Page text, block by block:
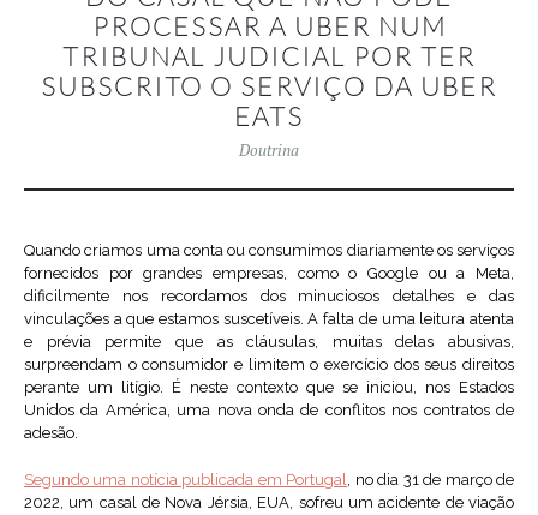
PROCESSAR A UBER NUM
TRIBUNAL JUDICIAL POR TER
SUBSCRITO O SERVIÇO DA UBER
EATS
Doutrina
Quando criamos uma conta ou consumimos diariamente os serviços
fornecidos por grandes empresas, como o Google ou a Meta,
dificilmente nos recordamos dos minuciosos detalhes e das
vinculações a que estamos suscetíveis. A falta de uma leitura atenta
e prévia permite que as cláusulas, muitas delas abusivas,
surpreendam o consumidor e limitem o exercício dos seus direitos
perante um litígio. É neste contexto que se iniciou, nos Estados
Unidos da América, uma nova onda de conflitos nos contratos de
adesão.
Segundo uma notícia publicada em Portugal, no dia 31 de março de
2022, um casal de Nova Jérsia, EUA, sofreu um acidente de viação